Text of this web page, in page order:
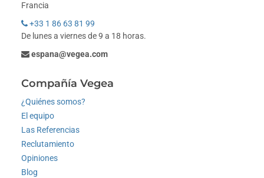
Francia
+33 1 86 63 81 99
De lunes a viernes de 9 a 18 horas.
espana@vegea.com
Compañía Vegea
¿Quiénes somos?
El equipo
Las Referencias
Reclutamiento
Opiniones
Blog